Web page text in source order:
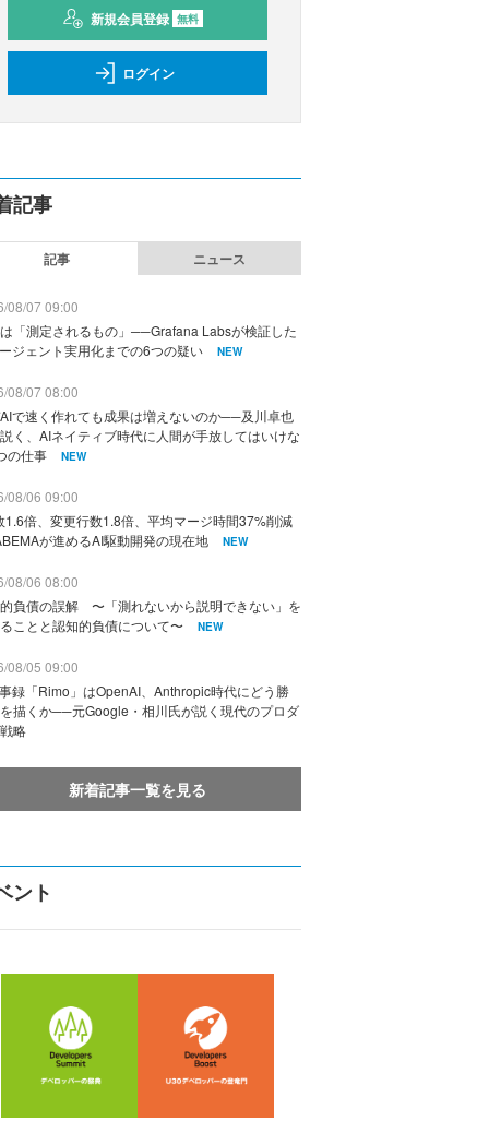
新規会員登録 無料
ログイン
記事
記事 ニュース
08/07 09:00
「測定されるもの」──Grafana Labsが検証した
ジェント実用化までの6つの疑い
NEW
08/07 08:00
で速く作れても成果は増えないのか──及川卓也
く、AIネイティブ時代に人間が手放してはいけな
の仕事
NEW
08/06 09:00
1.6倍、変更行数1.8倍、平均マージ時間37%削減
が進めるAI駆動開発の現在地
NEW
08/06 08:00
負債の誤解 〜「測れないから説明できない」を
ことと認知的負債について〜
NEW
08/05 09:00
録「Rimo」はOpenAI、Anthropic時代にどう勝
描くか──元Google・相川氏が説く現代のプロダ
略
新着記事一覧を見る
ント